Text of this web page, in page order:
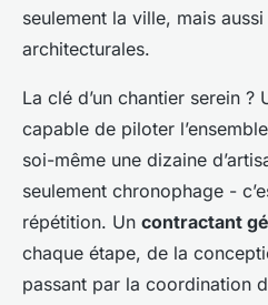
seulement la ville, mais
architecturales.
La clé d’un chantier serein ?
capable de piloter
soi-même une dizaine
seulement chronophage -
répétition. Un contractant
chaque étape, de la
passant par la coordination